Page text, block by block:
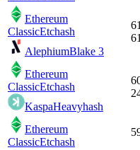
Ethereum
ClassicEtchash
AlephiumBlake 3
Ethereum
ClassicEtchash
KaspaHeavyhash
Ethereum
ClassicEtchash